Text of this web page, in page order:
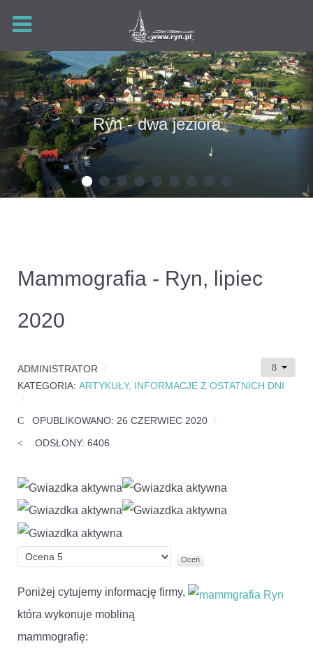
Ryn - dwa jeziora
Mammografia - Ryn, lipiec
2020
ADMINISTRATOR
KATEGORIA: ARTYKUŁY, INFORMACJE Z OSTATNICH DNI
OPUBLIKOWANO: 26 CZERWIEC 2020
ODSŁONY: 6406
Ocena
użytkowników:5/5
Proszę,
Poniżej cytujemy informację firmy,
która wykonuje mobliną
mammografię: